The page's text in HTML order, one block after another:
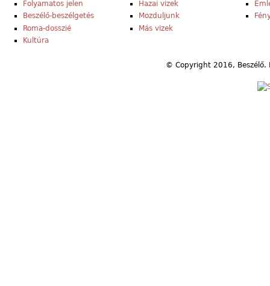
Folyamatos jelen
Beszélő-beszélgetés
Roma-dosszié
Kultúra
Hazai vizek
Mozduljunk
Más vizek
© Copyright 2016,